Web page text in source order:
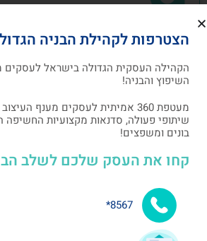
כיצד לבנות תוכנית שיווק
העיצוב והבניה
תוכנית שיווק הנה תוכנית כתובה,
אלעד גרגיר - מייסד ומנכ"ל arcdb 05/07/2023
הצטרפות לקהילת הבניה
הקהילה העסקית הגדולה בישראל לעסקים
השיפוץ והבניה!
מעטפת 360 אמיתית לעסקים מענף
שיתופי פעולה, סדנאות מקצועיות החשיפה
בונים ומשפצים!
קחו את העסק שלכם לשלב
8567*